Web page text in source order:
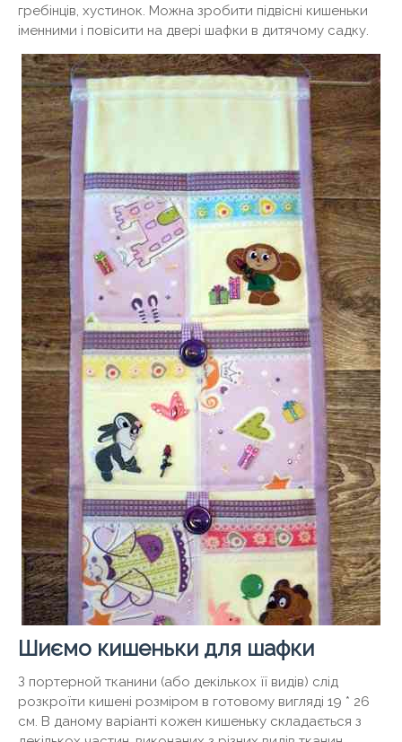
гребінців, хустинок. Можна зробити підвісні кишеньки
іменними і повісити на двері шафки в дитячому садку.
Шиємо кишеньки для шафки
З портерной тканини (або декількох її видів) слід
розкроїти кишені розміром в готовому вигляді 19 * 26
см. В даному варіанті кожен кишеньку складається з